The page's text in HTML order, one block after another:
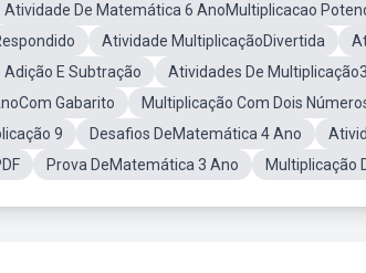
Atividade De Matemática 6 AnoMultiplicacao
Atividade MultiplicaçãoDivertida
E Subtração
Atividades De
Gabarito
Multiplicação Com Dois
9
Desafios DeMatemática 4 Ano
Prova DeMatemática 3 Ano Multiplicação